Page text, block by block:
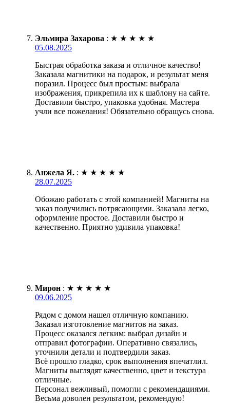
Эльмира Захарова : ★ ★ ★ ★ ★
05.08.2025
Быстрая обработка заказа и отличное качество!
Заказала магнитики на подарок, и результат меня
поразил. Процесс был простым: выбрала
изображения, прикрепила их к шаблону на сайте.
Доставили быстро, упаковка удобная. Мастера
учли все пожелания! Обязательно обращусь снова.
Анжела Я. : ★ ★ ★ ★ ★
28.07.2025
Обожаю работать с этой компанией! Магниты на
заказ получились потрясающими. Заказала легко,
оформление простое. Доставили быстро и
качественно. Приятно удивила упаковка!
Мирон : ★ ★ ★ ★ ★
09.06.2025
Рядом с домом нашел отличную компанию.
Заказал изготовление магнитов на заказ.
Процесс оказался легким: выбрал дизайн и
отправил фотографии. Оперативно связались,
уточнили детали и подтвердили заказ.
Всё прошло гладко, срок выполнения впечатлил.
Магниты выглядят качественно, цвет и текстура
отличные.
Персонал вежливый, помогли с рекомендациями.
Весьма доволен результатом, рекомендую!